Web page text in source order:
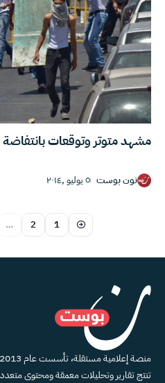
مشهد متوتر وتوقعات
نون بوست ٥ يوليو ,٢٠١٤
1
2
…
تنتج تقارير وتحليلات معمقة ومحتوى